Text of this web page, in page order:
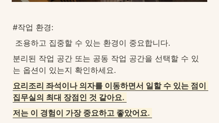
#작업 환경:
조용하고 집중할 수 있는 환경이 중요합니다.
분리된 작업 공간 또는 공동 작업 공간을 선택할 수 있
는 옵션이 있는지 확인하세요.
요리조리 좌석이나 의자를 이동하면서 일할 수 있는 점이
집무실의 최대 장점인 것 같아요.
저는 이 경험이 가장 중요하고 좋았어요.